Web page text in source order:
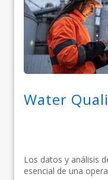
Water
Los datos y análisis
esencial de una